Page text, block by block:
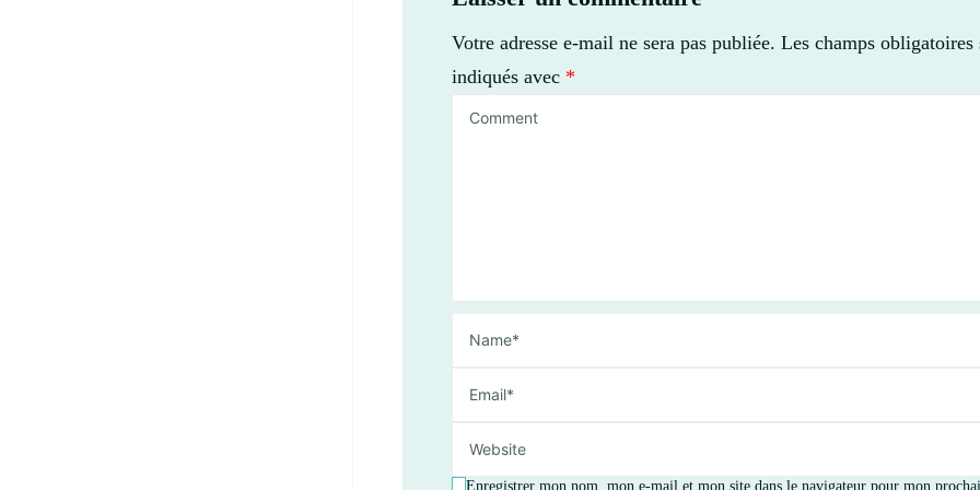
Votre adresse e-mail ne sera pas publiée. Les champs obligatoires
indiqués avec *
Enregistrer mon nom, mon e-mail et mon site dans le navigateur pour mon